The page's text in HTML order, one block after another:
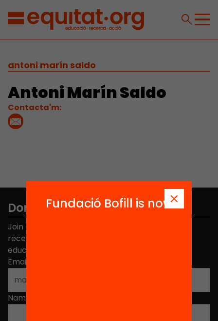
antoni marín saldo
Antoni Marín Saldo
Contacta'm:
Don't miss anything.
Join the more than 40,000 people who already
receive news about initiatives and projects for
educational change in Catalonia.
Email address
Name
Fundació Bofill is now